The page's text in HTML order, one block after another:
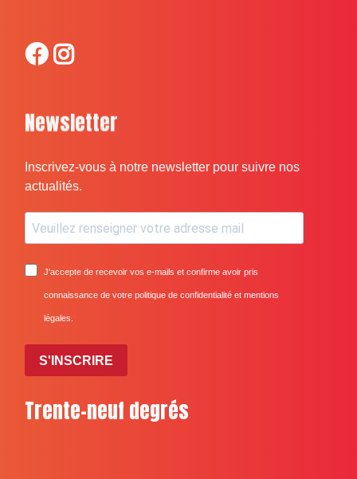
Newsletter
Inscrivez-vous à notre newsletter pour suivre nos
actualités.
J'accepte de recevoir vos e-mails et confirme avoir pris
connaissance de votre politique de confidentialité et mentions
légales.
S'INSCRIRE
Trente-neuf degrés